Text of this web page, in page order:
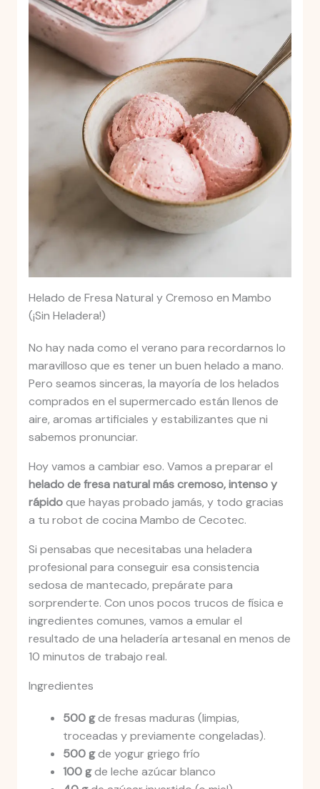
Helado de Fresa Natural y Cremoso en Mambo
(¡Sin Heladera!)
No hay nada como el verano para recordarnos lo
maravilloso que es tener un buen helado a mano.
Pero seamos sinceras, la mayoría de los helados
comprados en el supermercado están llenos de
aire, aromas artificiales y estabilizantes que ni
sabemos pronunciar.
Hoy vamos a cambiar eso. Vamos a preparar el
helado de fresa natural más cremoso, intenso y
rápidoque hayas probado jamás, y todo gracias
a tu robot de cocina Mambo de Cecotec.
Si pensabas que necesitabas una heladera
profesional para conseguir esa consistencia
sedosa de mantecado, prepárate para
sorprenderte. Con unos pocos trucos de física e
ingredientes comunes, vamos a emular el
resultado de una heladería artesanal en menos de
10 minutos de trabajo real.
Ingredientes
500 gde fresas maduras (limpias,
troceadas y previamente congeladas).
500 gde yogur griego frío
100 gde leche azúcar blanco